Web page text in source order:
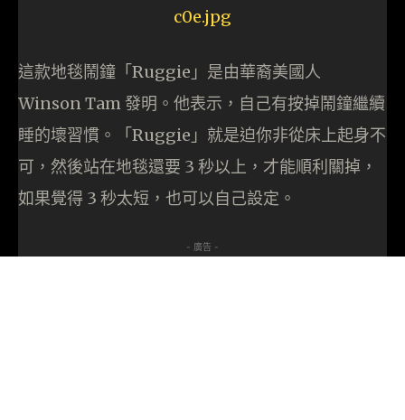
這款地毯鬧鐘「Ruggie」是由華裔美國人
Winson Tam 發明。他表示，自己有按掉鬧鐘繼續
睡的壞習慣。「Ruggie」就是迫你非從床上起身不
可，然後站在地毯還要 3 秒以上，才能順利關掉，
如果覺得 3 秒太短，也可以自己設定。
- 廣告 -